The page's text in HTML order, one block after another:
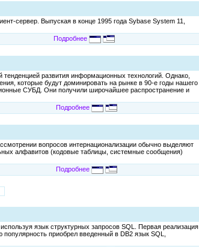
сервер. Выпуская в конце 1995 года Sybase System 11,
Подробнее
развития информационных технологий. Однако,
которые будут доминировать на рынке в 90-е годы нашего
СУБД. Они получили широчайшее распространение и
Подробнее
вопросов интернационализации обычно выделяют
алфавитов (кодовые таблицы, системные сообщения)
Подробнее
язык структурных запросов SQL. Первая реализация
приобрел введенный в DB2 язык SQL,